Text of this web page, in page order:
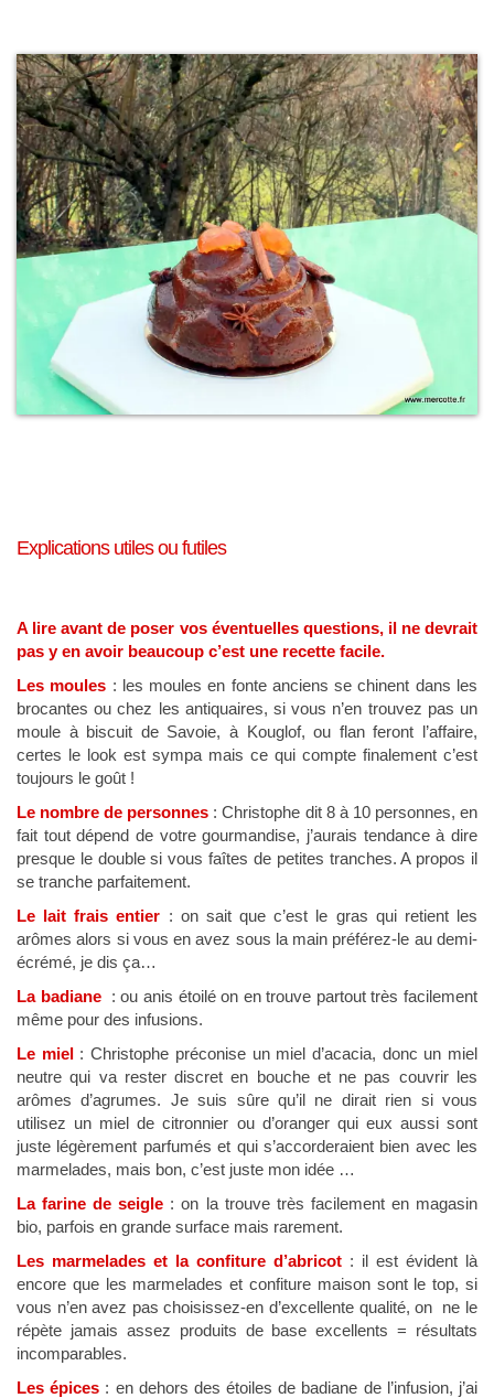
Explications utiles ou futiles
A lire avant de poser vos éventuelles questions, il ne devrait
pas y en avoir beaucoup c’est une recette facile.
Les moules : les moules en fonte anciens se chinent dans les
brocantes ou chez les antiquaires, si vous n’en trouvez pas un
moule à biscuit de Savoie, à Kouglof, ou flan feront l’affaire,
certes le look est sympa mais ce qui compte finalement c’est
toujours le goût !
Le nombre de personnes : Christophe dit 8 à 10 personnes, en
fait tout dépend de votre gourmandise, j’aurais tendance à dire
presque le double si vous faîtes de petites tranches. A propos il
se tranche parfaitement.
Le lait frais entier : on sait que c’est le gras qui retient les
arômes alors si vous en avez sous la main préférez-le au demi-
écrémé, je dis ça…
La badiane: ou anis étoilé on en trouve partout très facilement
même pour des infusions.
Le miel : Christophe préconise un miel d’acacia, donc un miel
neutre qui va rester discret en bouche et ne pas couvrir les
arômes d’agrumes. Je suis sûre qu’il ne dirait rien si vous
utilisez un miel de citronnier ou d’oranger qui eux aussi sont
juste légèrement parfumés et qui s’accorderaient bien avec les
marmelades, mais bon, c’est juste mon idée …
La farine de seigle : on la trouve très facilement en magasin
bio, parfois en grande surface mais rarement.
Les marmelades et la confiture d’abricot : il est évident là
encore que les marmelades et confiture maison sont le top, si
vous n’en avez pas choisissez-en d’excellente qualité, on ne le
répète jamais assez produits de base excellents = résultats
incomparables.
Les épices : en dehors des étoiles de badiane de l’infusion, j’ai